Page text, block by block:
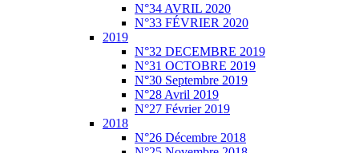
N°34 AVRIL 2020
N°33 FÉVRIER 2020
2019
N°32 DECEMBRE 2019
N°31 OCTOBRE 2019
N°30 Septembre 2019
N°28 Avril 2019
N°27 Février 2019
2018
N°26 Décembre 2018